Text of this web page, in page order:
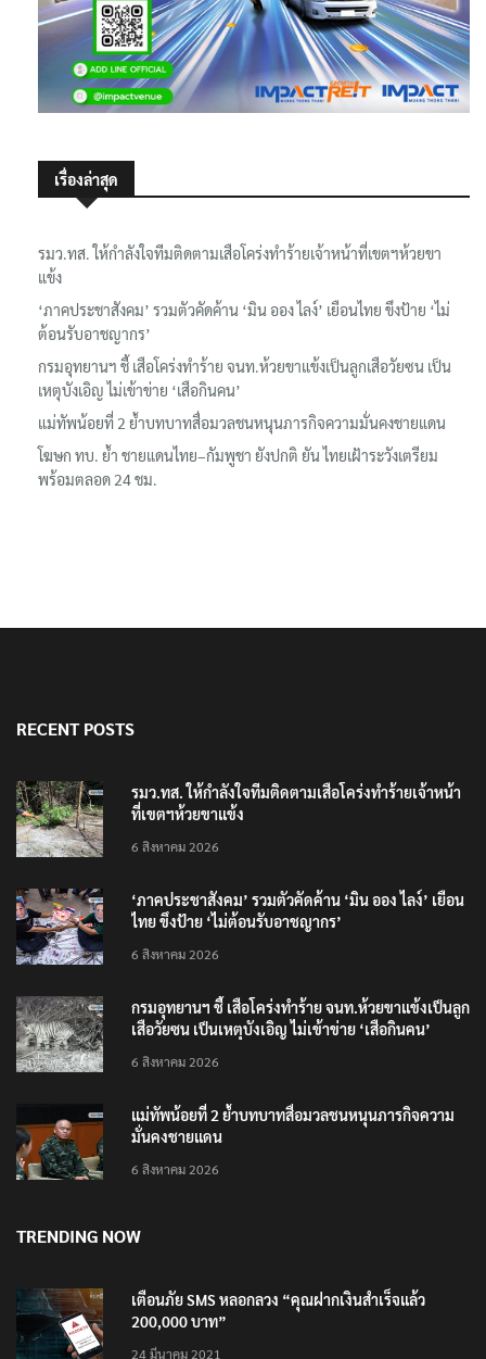
เรื่องล่าสุด
รมว.ทส. ให้กำลังใจทีมติดตามเสือโคร่งทำร้ายเจ้าหน้าที่เขตฯห้วยขา
‘ภาคประชาสังคม’ รวมตัวคัดค้าน ‘มิน ออง ไลง์’ เยือนไทย ขึงป้าย ‘ไม่
ต้อนรับอาชญากร’
กรมอุทยานฯ ชี้ เสือโคร่งทำร้าย จนท.ห้วยขาแข้งเป็นลูกเสือวัยซน เป็น
เหตุบังเอิญ ไม่เข้าข่าย ‘เสือกินคน’
แม่ทัพน้อยที่ 2 ย้ำบทบาทสื่อมวลชนหนุนภารกิจความมั่นคงชายแดน
โฆษก ทบ. ย้ำ ชายแดนไทย–กัมพูชา ยังปกติ ยัน ไทยเฝ้าระวังเตรียม
รมว.ทส. ให้กำลังใจทีมติดตามเสือโคร่งทำร้ายเจ้าหน้า
‘ภาคประชาสังคม’ รวมตัวคัดค้าน ‘มิน ออง ไลง์’ เยือน
กรมอุทยานฯ ชี้ เสือโคร่งทำร้าย จนท.ห้วยขาแข้งเป็นลูก
แม่ทัพน้อยที่ 2 ย้ำบทบาทสื่อมวลชนหนุนภารกิจความ
เตือนภัย SMS หลอกลวง “คุณฝากเงินสำเร็จแล้ว